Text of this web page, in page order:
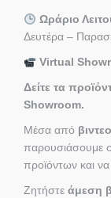
Ωράριο
Δευτέρα –
Virtual
Δείτε τα
Showroom.
Μέσα από
παρουσιάσουμε
προϊόντων και
Ζητήστε άμεση